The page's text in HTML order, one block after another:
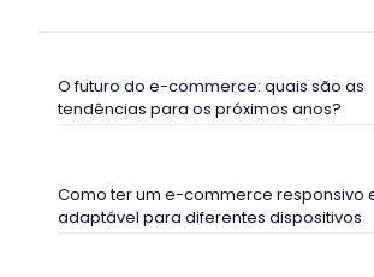
O futuro do e-commerce: quais são as
tendências para os próximos anos?
Como ter um e-commerce responsivo
adaptável para diferentes dispositivos